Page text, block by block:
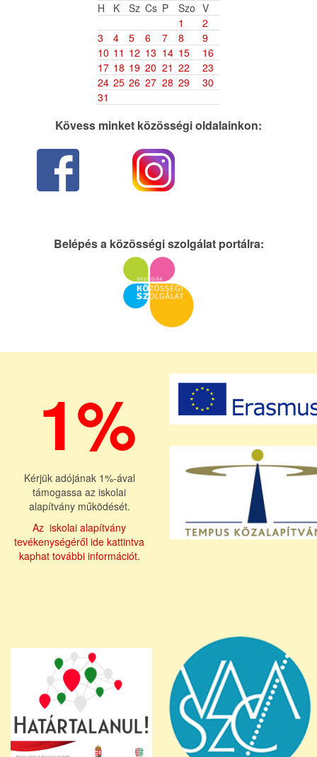
H
K Sz Cs P Szo V
1
2
3
4 5 6 7 8
9
10 11 12 13 14 15
16
17 18 19 20 21 22
23
24 25 26 27 28 29
30
31
Kövess minket közösségi oldalainkon:
Belépés a közösségi szolgálat portálra:
1%
Kérjük adójának 1%-ával
támogassa az iskolai
alapítvány működését.
Az iskolai alapítvány
tevékenységéről ide kattintva
kaphat további információt.